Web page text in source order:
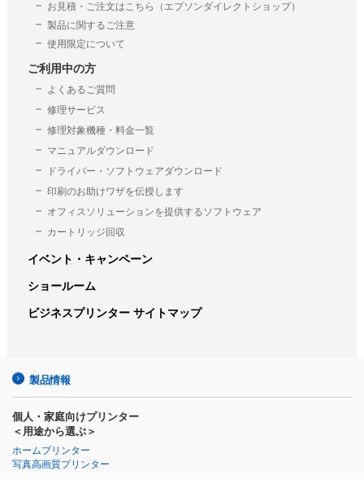
お見積・ご注文はこちら（エプソンダイレクトショップ）
製品に関するご注意
使用限定について
ご利用中の方
よくあるご質問
修理サービス
修理対象機種・料金一覧
マニュアルダウンロード
ドライバー・ソフトウェアダウンロード
印刷のお助けワザを伝授します
オフィスソリューションを提供するソフトウェア
カートリッジ回収
イベント・キャンペーン
ショールーム
ビジネスプリンター サイトマップ
製品情報
個人・家庭向けプリンター
＜用途から選ぶ＞
ホームプリンター
写真高画質プリンター